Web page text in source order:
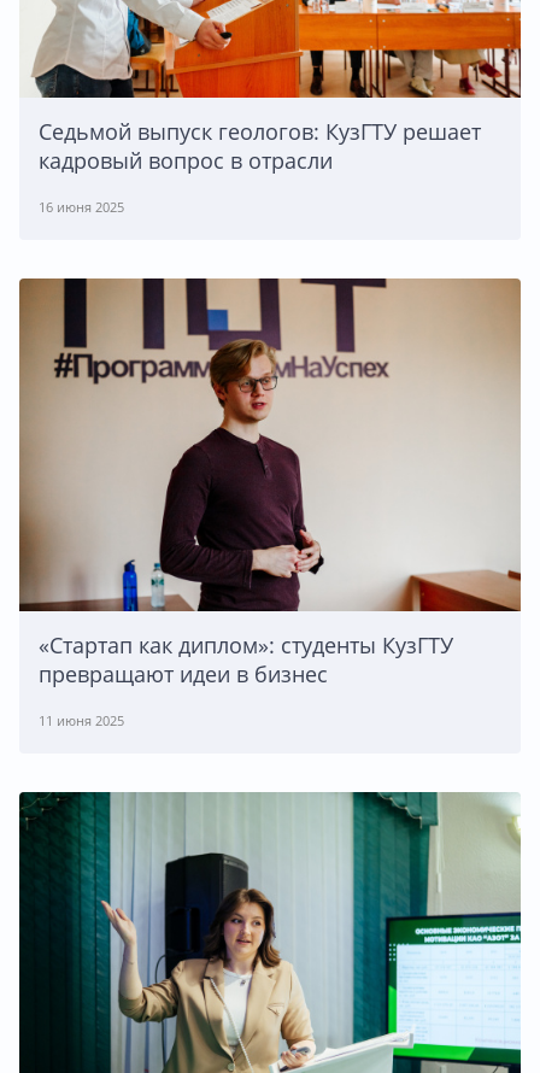
Седьмой выпуск геологов: КузГТУ решает
кадровый вопрос в отрасли
16 июня 2025
«Стартап как диплом»: студенты КузГТУ
превращают идеи в бизнес
11 июня 2025